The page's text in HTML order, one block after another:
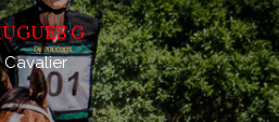
pendant toute la sortie
!
G